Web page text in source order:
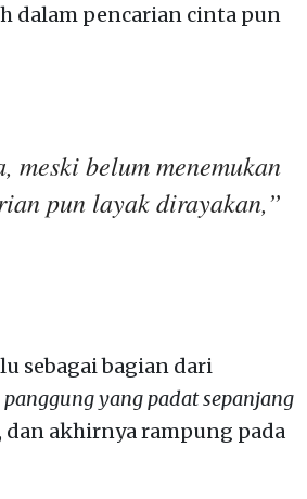
dalam pencarian cinta pun
belum menemukan
pun layak dirayakan,”
sebagai bagian dari
yang padat sepanjang
akhirnya rampung pada